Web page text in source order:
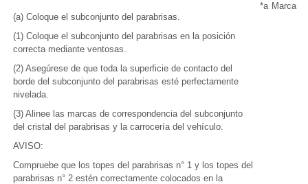
(a) Coloque el subconjunto del parabrisas.
(1) Coloque el subconjunto del parabrisas en la posición
correcta mediante ventosas.
(2) Asegúrese de que toda la superficie de contacto del
borde del subconjunto del parabrisas esté perfectamente
nivelada.
(3) Alinee las marcas de correspondencia del subconjunto
del cristal del parabrisas y la carrocería del vehículo.
AVISO:
Compruebe que los topes del parabrisas n° 1 y los topes del
parabrisas n° 2 estén correctamente colocados en la
*a Marca